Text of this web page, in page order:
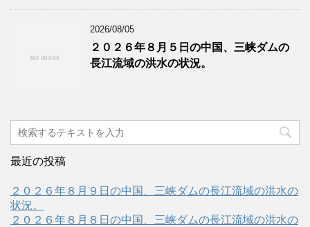
2026/08/05
２０２６年８月５日の中国、三峡ダムの
長江流域の洪水の状況。
最近の投稿
２０２６年８月９日の中国、三峡ダムの長江流域の洪水の
状況。
２０２６年８月８日の中国、三峡ダムの長江流域の洪水の